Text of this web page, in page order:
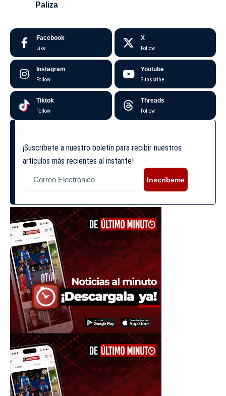
Paliza
Facebook
Like
X
Follow
Instagram
Follow
Youtube
Subscribe
Tiktok
Follow
Threads
Follow
¡Suscríbete a nuestro boletín para recibir nuestros
artículos más recientes al instante!
Inscríbeme